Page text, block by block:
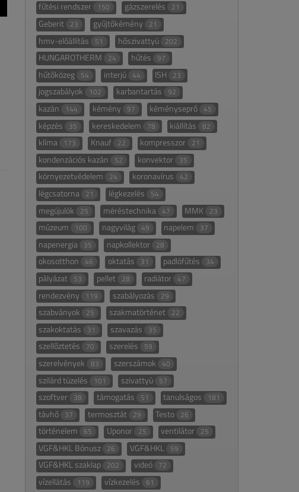
fűtési rendszer 150 gázszerelés 21
Geberit 23 gyűjtőkémény 21
hmv-előállítás 51 hőszivattyú 202
HUNGAROTHERM 24 hűtés 97
hűtőközeg 54 interjú 44 ISH 23
jogszabályok 102 karbantartás 92
kazán 144 kémény 97 kéményseprő 45
képzés 35 kereskedelem 78 kiállítás 82
klíma 173 Knauf 22 kompresszor 21
kondenzációs kazán 52 konvektor 35
környezetvédelem 24 koronavírus 42
légcsatorna 21 légkezelés 54
megújulók 25 méréstechnika 47 MMK 23
múzeum 100 nagyvilág 49 napelem 37
napenergia 35 napkollektor 28
okosotthon 46 oktatás 31 padlófűtés 34
pályázat 53 pellet 28 radiátor 47
rendezvény 119 szabályozás 29
szabványok 25 szakmatörténet 22
szakoktatás 31 szavazás 35
szellőztetés 70 szerelés 59
szerelvények 83 szerszámok 40
szilárd tüzelés 101 szivattyú 57
szoftver 38 támogatás 51 tanulságos 181
távhő 37 termosztát 29 Testo 26
történelem 65 Uponor 25 ventilátor 25
VGF&HKL Bónusz 26 VGF&HKL 59
VGF&HKL szaklap 202 videó 72
vízellátás 119 vízkezelés 61